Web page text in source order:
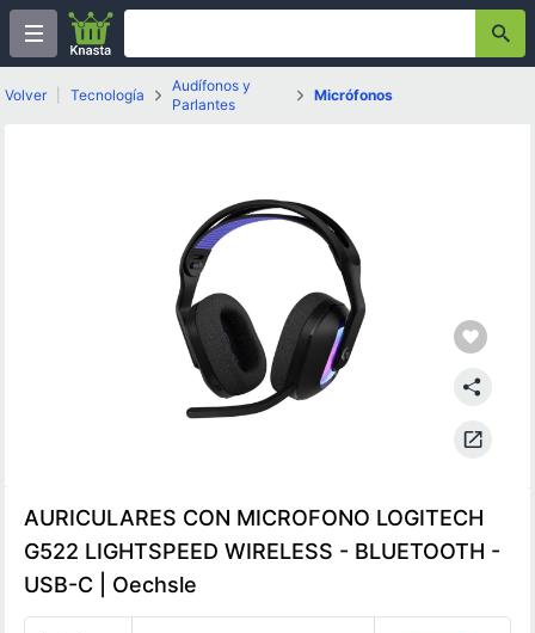
Volver Tecnología
Audífonos y
Parlantes
Micrófonos
AURICULARES CON MICROFONO LOGITECH
G522 LIGHTSPEED WIRELESS - BLUETOOTH -
USB-C | Oechsle